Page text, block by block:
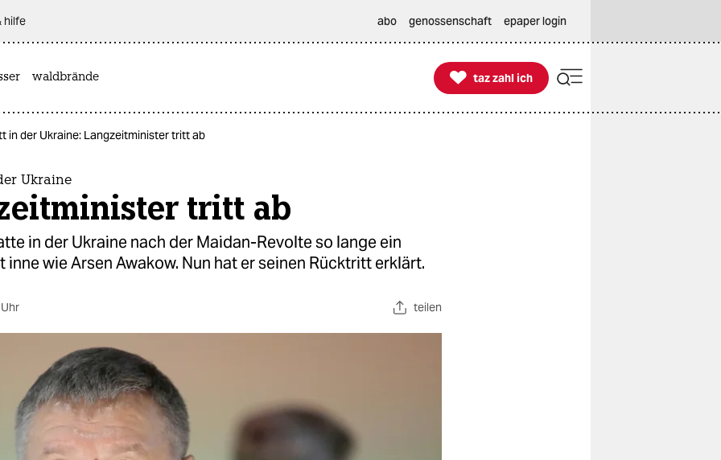
hilfe abo genossenschaft epaper login
waldbrände 
taz zahl ich
taz zahl ich
in der Ukraine: Langzeitminister tritt ab
Ukraine
tritt ab
in der Ukraine nach der Maidan-Revolte so lange ein
inne wie Arsen Awakow. Nun hat er seinen Rücktritt erklärt.
teilen